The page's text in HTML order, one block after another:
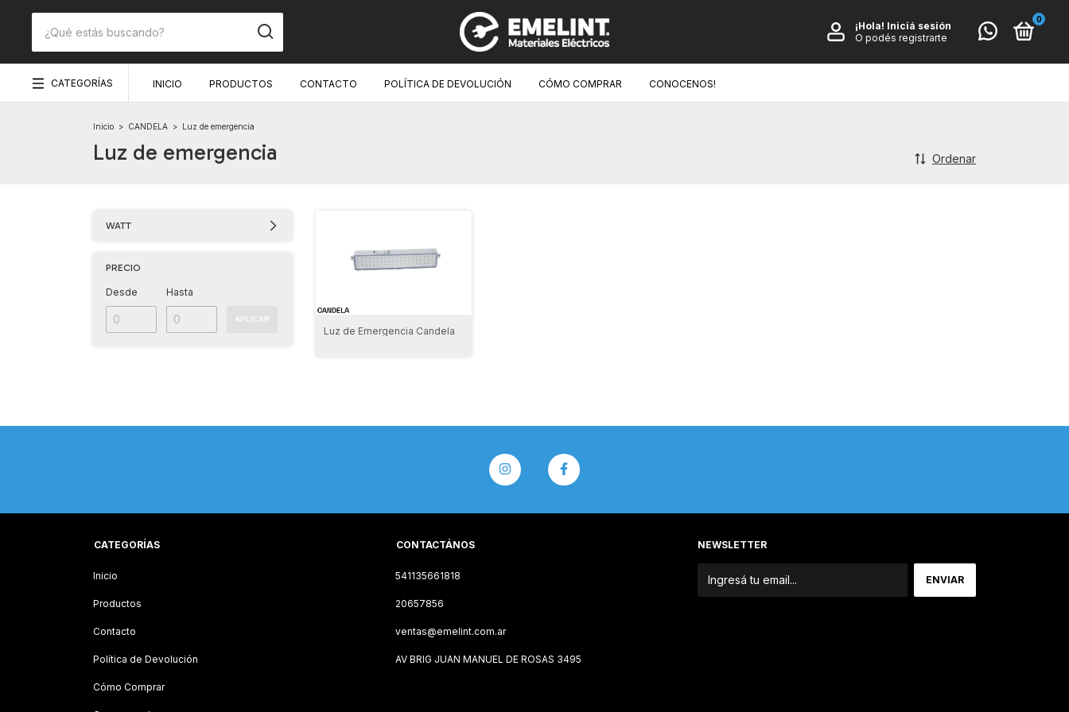
¡Hola! Iniciá sesión
O podés registrarte
0
CATEGORÍAS INICIO PRODUCTOS CONTACTO POLÍTICA DE DEVOLUCIÓN CÓMO COMPRAR CONOCENOS!
Inicio > CANDELA > Luz de emergencia
Luz de emergencia Ordenar
WATT
PRECIO
Desde Hasta
APLICAR
Luz de Emergencia Candela
CATEGORÍAS
Inicio
Productos
Contacto
Política de Devolución
Cómo Comprar
CONTACTÁNOS
541135661818
20657856
ventas@emelint.com.ar
AV BRIG JUAN MANUEL DE ROSAS 3495
NEWSLETTER